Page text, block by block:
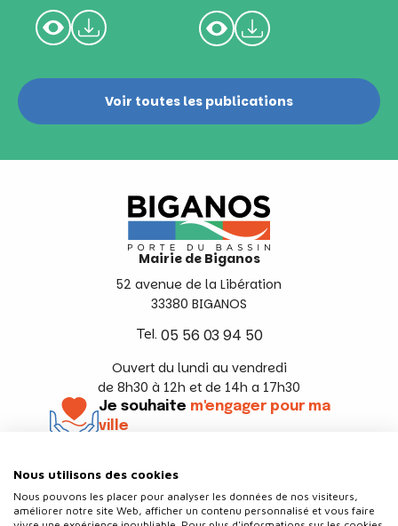
Voir toutes les publications
Mairie de Biganos
52 avenue de la Libération
33380 BIGANOS
Tel. 05 56 03 94 50
Ouvert du lundi au vendredi
de 8h30 à 12h et de 14h a 17h30
Je souhaite m'engager pour ma
ville
Nous utilisons des cookies
Nous pouvons les placer pour analyser les données de nos visiteurs,
améliorer notre site Web, afficher un contenu personnalisé et vous faire